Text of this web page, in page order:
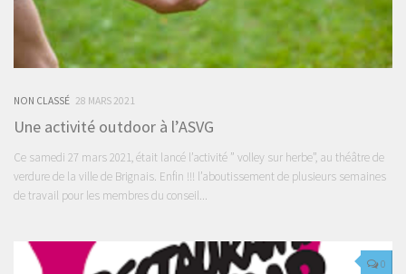
NON CLASSÉ 28 MARS 2021
Une activité outdoor à l’ASVG
Ce samedi 27 mars 2021, était lancé l’activité ” volley sur herbe”, au théâtre de
verdure de la ville de Brignais. Enfin !!! l’aboutissement de plusieurs semaines
de travail pour les membres du conseil...
0